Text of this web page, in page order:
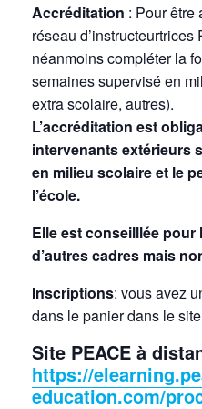
Accréditation : Pour être
réseau
néanmoins compléter la
semaines supervisé en
extra scolaire, autres).
L’accréditation est
intervenants extérieurs
en milieu scolaire et le
l’école.
Elle est conseilllée
d’autres cadres mais
Inscriptions: vous avez
dans le panier dans le
Site PEACE à
https://
education.com/